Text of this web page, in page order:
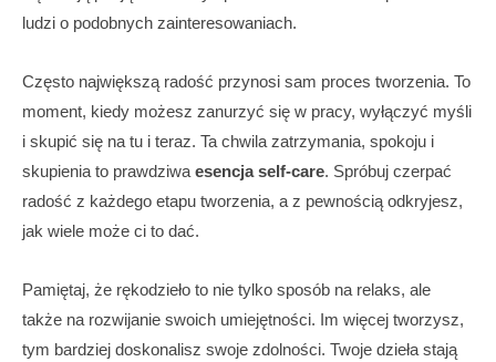
ludzi o podobnych zainteresowaniach.
Często największą radość przynosi sam proces tworzenia. To
moment, kiedy możesz zanurzyć się w pracy, wyłączyć myśli
i skupić się na tu i teraz. Ta chwila zatrzymania, spokoju i
skupienia to prawdziwa esencja self-care. Spróbuj czerpać
radość z każdego etapu tworzenia, a z pewnością odkryjesz,
jak wiele może ci to dać.
Pamiętaj, że rękodzieło to nie tylko sposób na relaks, ale
także na rozwijanie swoich umiejętności. Im więcej tworzysz,
tym bardziej doskonalisz swoje zdolności. Twoje dzieła stają